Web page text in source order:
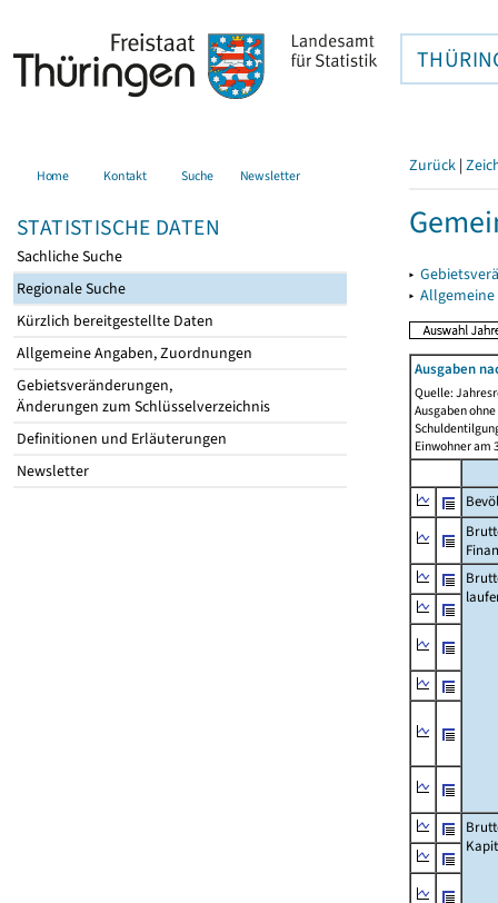
Home Kontakt Suche Newsletter
STATISTISCHE DATEN
Sachliche Suche
Regionale Suche
Kürzlich bereitgestellte Daten
Allgemeine Angaben, Zuordnungen
Gebietsveränderungen,
Änderungen zum Schlüsselverzeichnis
Definitionen und Erläuterungen
Newsletter
Zurück |
▸
▸
Ausgaben
Quelle:
Ausgaben
Einwohner am